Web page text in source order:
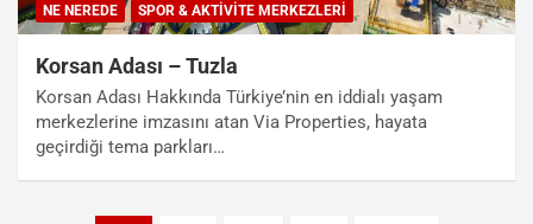
NE NEREDE SPOR & AKTIVITE MERKEZLERI
Korsan Adası – Tuzla
Korsan Adası Hakkında Türkiye’nin en iddialı yaşam
merkezlerine imzasını atan Via Properties, hayata
geçirdiği tema parkları…